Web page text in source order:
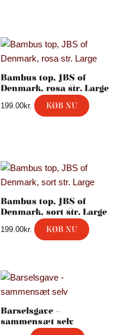
Bambus top, JBS of
Denmark, rosa str. Large
199.00kr. KØB NU
Bambus top, JBS of
Denmark, sort str. Large
199.00kr. KØB NU
Barselsgave –
sammensæt selv